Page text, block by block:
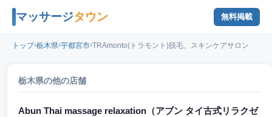
マッサージタウン 無料掲載
トップ›栃木県›宇都宮市›TRAmonto(トラモント)脱毛、スキンケアサロン
栃木県の他の店舗
Abun Thai massage relaxation（アブン タイ古式リラクゼ